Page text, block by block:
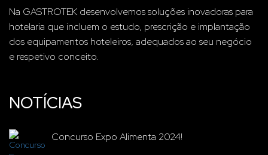
Na GASTROTEK desenvolvemos soluções inovadoras para
hotelaria que incluem o estudo, prescrição e implantação
dos equipamentos hoteleiros, adequados ao seu negócio
e respetivo conceito.
NOTÍCIAS
Concurso Expo Alimenta 2024!